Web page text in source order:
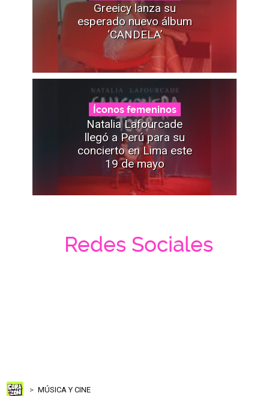
Greeicy lanza su
esperado nuevo álbum
‘CANDELA’
Íconos femeninos
Natalia Lafourcade
llegó a Perú para su
concierto en Lima este
19 de mayo
Redes Sociales
MÚSICA Y CINE